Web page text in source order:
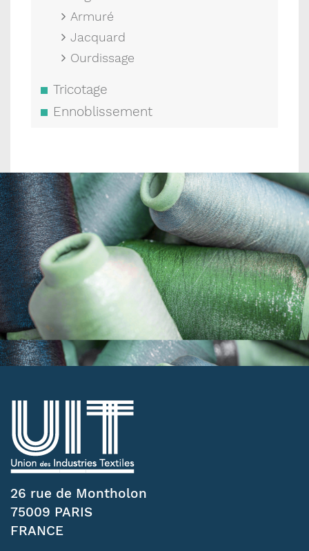
Armuré
Jacquard
Ourdissage
Tricotage
Ennoblissement
26 rue de Montholon
75009 PARIS
FRANCE